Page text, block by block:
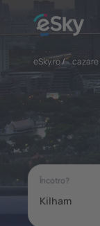
eSky.ro/ cazare